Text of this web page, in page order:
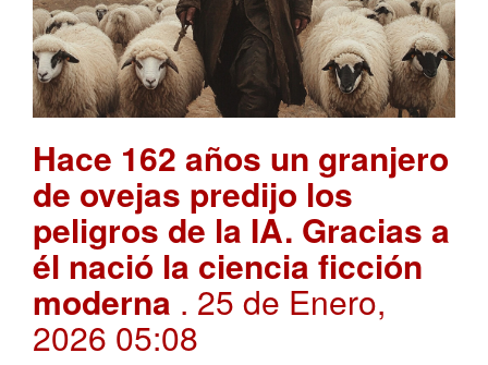
Hace 162 años un granjero
de ovejas predijo los
peligros de la IA. Gracias a
él nació la ciencia ficción
moderna . 25 de Enero,
2026 05:08